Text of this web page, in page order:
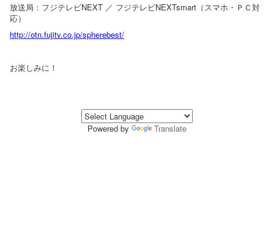
放送局：フジテレビNEXT ／ フジテレビNEXTsmart（スマホ・ＰＣ対
応）
http://otn.fujitv.co.jp/spherebest/
お楽しみに！
Powered by Translate